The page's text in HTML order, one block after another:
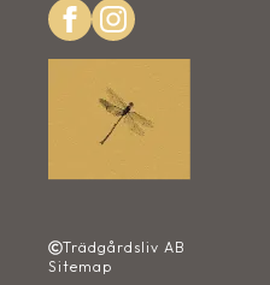
Trädgårdsliv AB
Sitemap